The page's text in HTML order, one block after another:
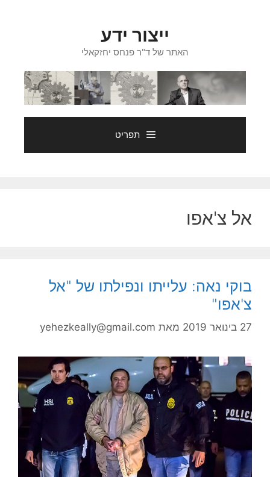
ייצור ידע
האתר של ד"ר פנחס יחזקאלי
תפריט
אל צ'אפו
בוקי נאה: עלייתו ונפילתו של "אל
צ'אפו"
27 בינואר 2019 מאת yehezkeally@gmail.com